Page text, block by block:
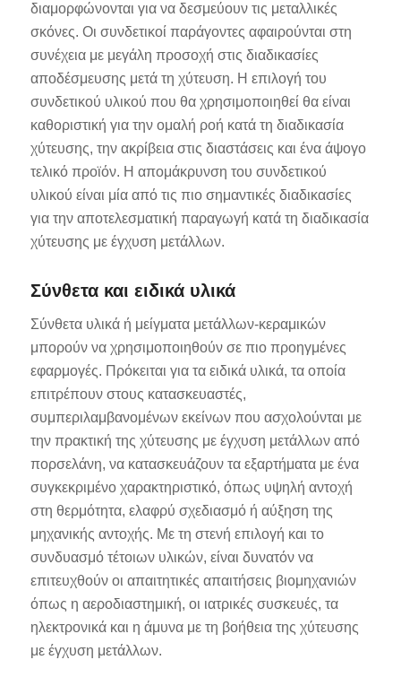
διαμορφώνονται για να δεσμεύουν τις μεταλλικές
σκόνες. Οι συνδετικοί παράγοντες αφαιρούνται στη
συνέχεια με μεγάλη προσοχή στις διαδικασίες
αποδέσμευσης μετά τη χύτευση. Η επιλογή του
συνδετικού υλικού που θα χρησιμοποιηθεί θα είναι
καθοριστική για την ομαλή ροή κατά τη διαδικασία
χύτευσης, την ακρίβεια στις διαστάσεις και ένα άψογο
τελικό προϊόν. Η απομάκρυνση του συνδετικού
υλικού είναι μία από τις πιο σημαντικές διαδικασίες
για την αποτελεσματική παραγωγή κατά τη διαδικασία
χύτευσης με έγχυση μετάλλων.
Σύνθετα και ειδικά υλικά
Σύνθετα υλικά ή μείγματα μετάλλων-κεραμικών
μπορούν να χρησιμοποιηθούν σε πιο προηγμένες
εφαρμογές. Πρόκειται για τα ειδικά υλικά, τα οποία
επιτρέπουν στους κατασκευαστές,
συμπεριλαμβανομένων εκείνων που ασχολούνται με
την πρακτική της χύτευσης με έγχυση μετάλλων από
πορσελάνη, να κατασκευάζουν τα εξαρτήματα με ένα
συγκεκριμένο χαρακτηριστικό, όπως υψηλή αντοχή
στη θερμότητα, ελαφρύ σχεδιασμό ή αύξηση της
μηχανικής αντοχής. Με τη στενή επιλογή και το
συνδυασμό τέτοιων υλικών, είναι δυνατόν να
επιτευχθούν οι απαιτητικές απαιτήσεις βιομηχανιών
όπως η αεροδιαστημική, οι ιατρικές συσκευές, τα
ηλεκτρονικά και η άμυνα με τη βοήθεια της χύτευσης
με έγχυση μετάλλων.